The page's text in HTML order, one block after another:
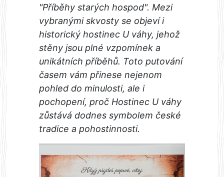
"Příběhy starých hospod". Mezi
vybranými skvosty se objeví i
historický hostinec U váhy, jehož
stěny jsou plné vzpomínek a
unikátních příběhů. Toto putování
časem vám přinese nejenom
pohled do minulosti, ale i
pochopení, proč Hostinec U váhy
zůstává dodnes symbolem české
tradice a pohostinnosti.